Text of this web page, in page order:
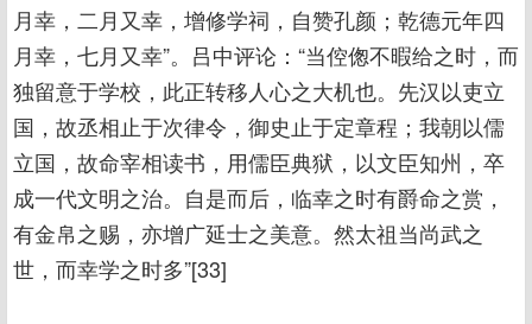
月幸，二月又幸，增修学祠，自赞孔颜；乾德元年四
月幸，七月又幸”。吕中评论：“当倥偬不暇给之时，而
独留意于学校，此正转移人心之大机也。先汉以吏立
国，故丞相止于次律令，御史止于定章程；我朝以儒
立国，故命宰相读书，用儒臣典狱，以文臣知州，卒
成一代文明之治。自是而后，临幸之时有爵命之赏，
有金帛之赐，亦增广延士之美意。然太祖当尚武之
世，而幸学之时多”[33]